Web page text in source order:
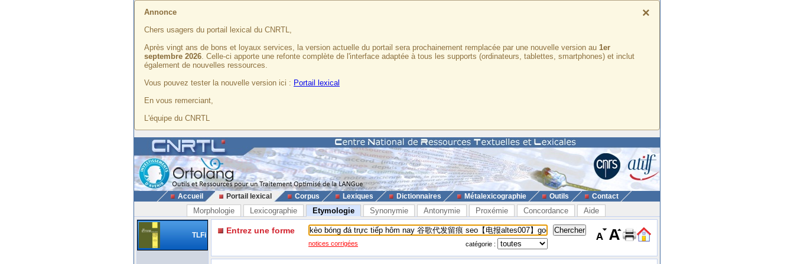
×
Annonce
Chers usagers du portail lexical du CNRTL,
Après vingt ans de bons et loyaux services, la version actuelle du portail sera prochainement remplacée par une nouvelle version au 1er
septembre 2026. Celle-ci apporte une refonte complète de l'interface adaptée à tous les supports (ordinateurs, tablettes, smartphones) et inclut
également de nouvelles ressources.
Vous pouvez tester la nouvelle version ici : Portail lexical
En vous remerciant,
L'équipe du CNRTL
Accueil Portail lexical Corpus Lexiques Dictionnaires Métalexicographie Outils Contact
Morphologie Lexicographie Etymologie Synonymie Antonymie Proxémie Concordance Aide
TLFi Entrez une forme
notices corrigées catégorie :